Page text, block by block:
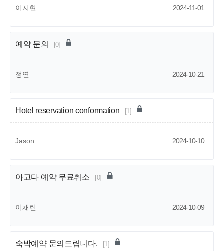
이지현 2024-11-01
예약 문의 [0]
정연 2024-10-21
Hotel reservation conformation [1]
Jason 2024-10-10
아고다 예약 무료취소 [0]
이채린 2024-10-09
숙박예약 문의드립니다. [1]